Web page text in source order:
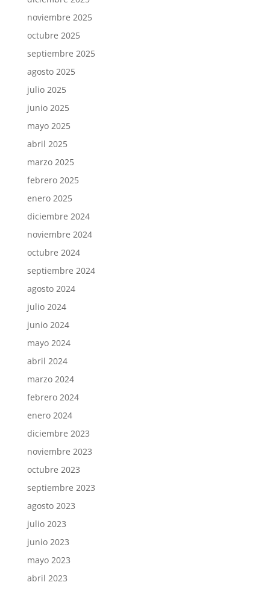
noviembre 2025
octubre 2025
septiembre 2025
agosto 2025
julio 2025
junio 2025
mayo 2025
abril 2025
marzo 2025
febrero 2025
enero 2025
diciembre 2024
noviembre 2024
octubre 2024
septiembre 2024
agosto 2024
julio 2024
junio 2024
mayo 2024
abril 2024
marzo 2024
febrero 2024
enero 2024
diciembre 2023
noviembre 2023
octubre 2023
septiembre 2023
agosto 2023
julio 2023
junio 2023
mayo 2023
abril 2023